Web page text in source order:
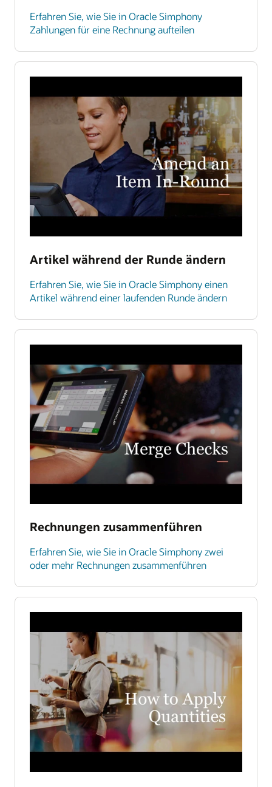
Erfahren Sie, wie Sie in Oracle Simphony
Zahlungen für eine Rechnung aufteilen
Artikel während der Runde ändern
Erfahren Sie, wie Sie in Oracle Simphony einen
Artikel während einer laufenden Runde ändern
Rechnungen zusammenführen
Erfahren Sie, wie Sie in Oracle Simphony zwei
oder mehr Rechnungen zusammenführen